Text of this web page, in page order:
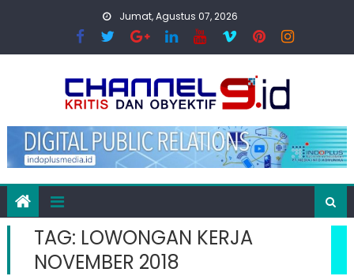
Jumat, Agustus 07, 2026
TAG: LOWONGAN KERJA
NOVEMBER 2018